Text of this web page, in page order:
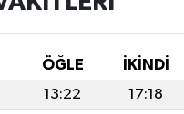
ÖĞLE İKINDI
13:22 17:18